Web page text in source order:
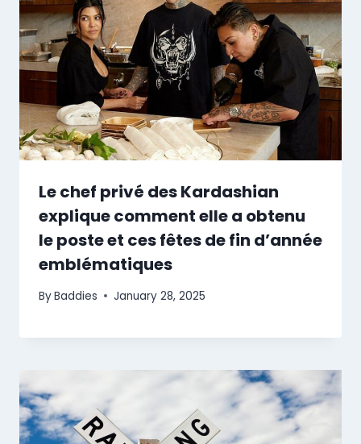
Le chef privé des Kardashian
explique comment elle a obtenu
le poste et ces fêtes de fin d’année
emblématiques
ByBaddies January 28, 2025